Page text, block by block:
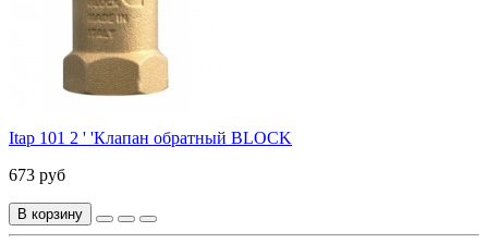
Itap 101 2 ' 'Клапан обратный BLOCK
673 руб
В корзину